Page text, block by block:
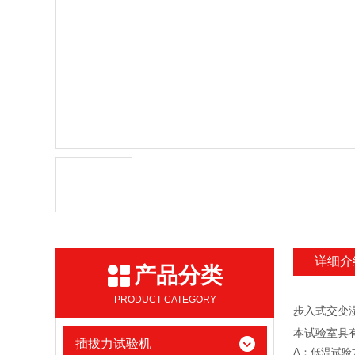
产品分类
PRODUCT CATEGORY
插拔力试验机
详细介
步入式交变
本试验室具
A：低温试验